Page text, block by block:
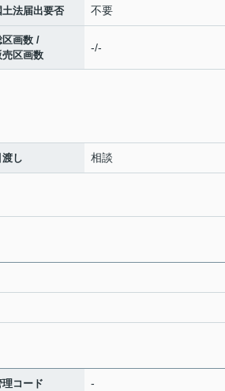
土法届出要否 不要
区画数 /
売区画数
-/-
渡し 相談
理コード -